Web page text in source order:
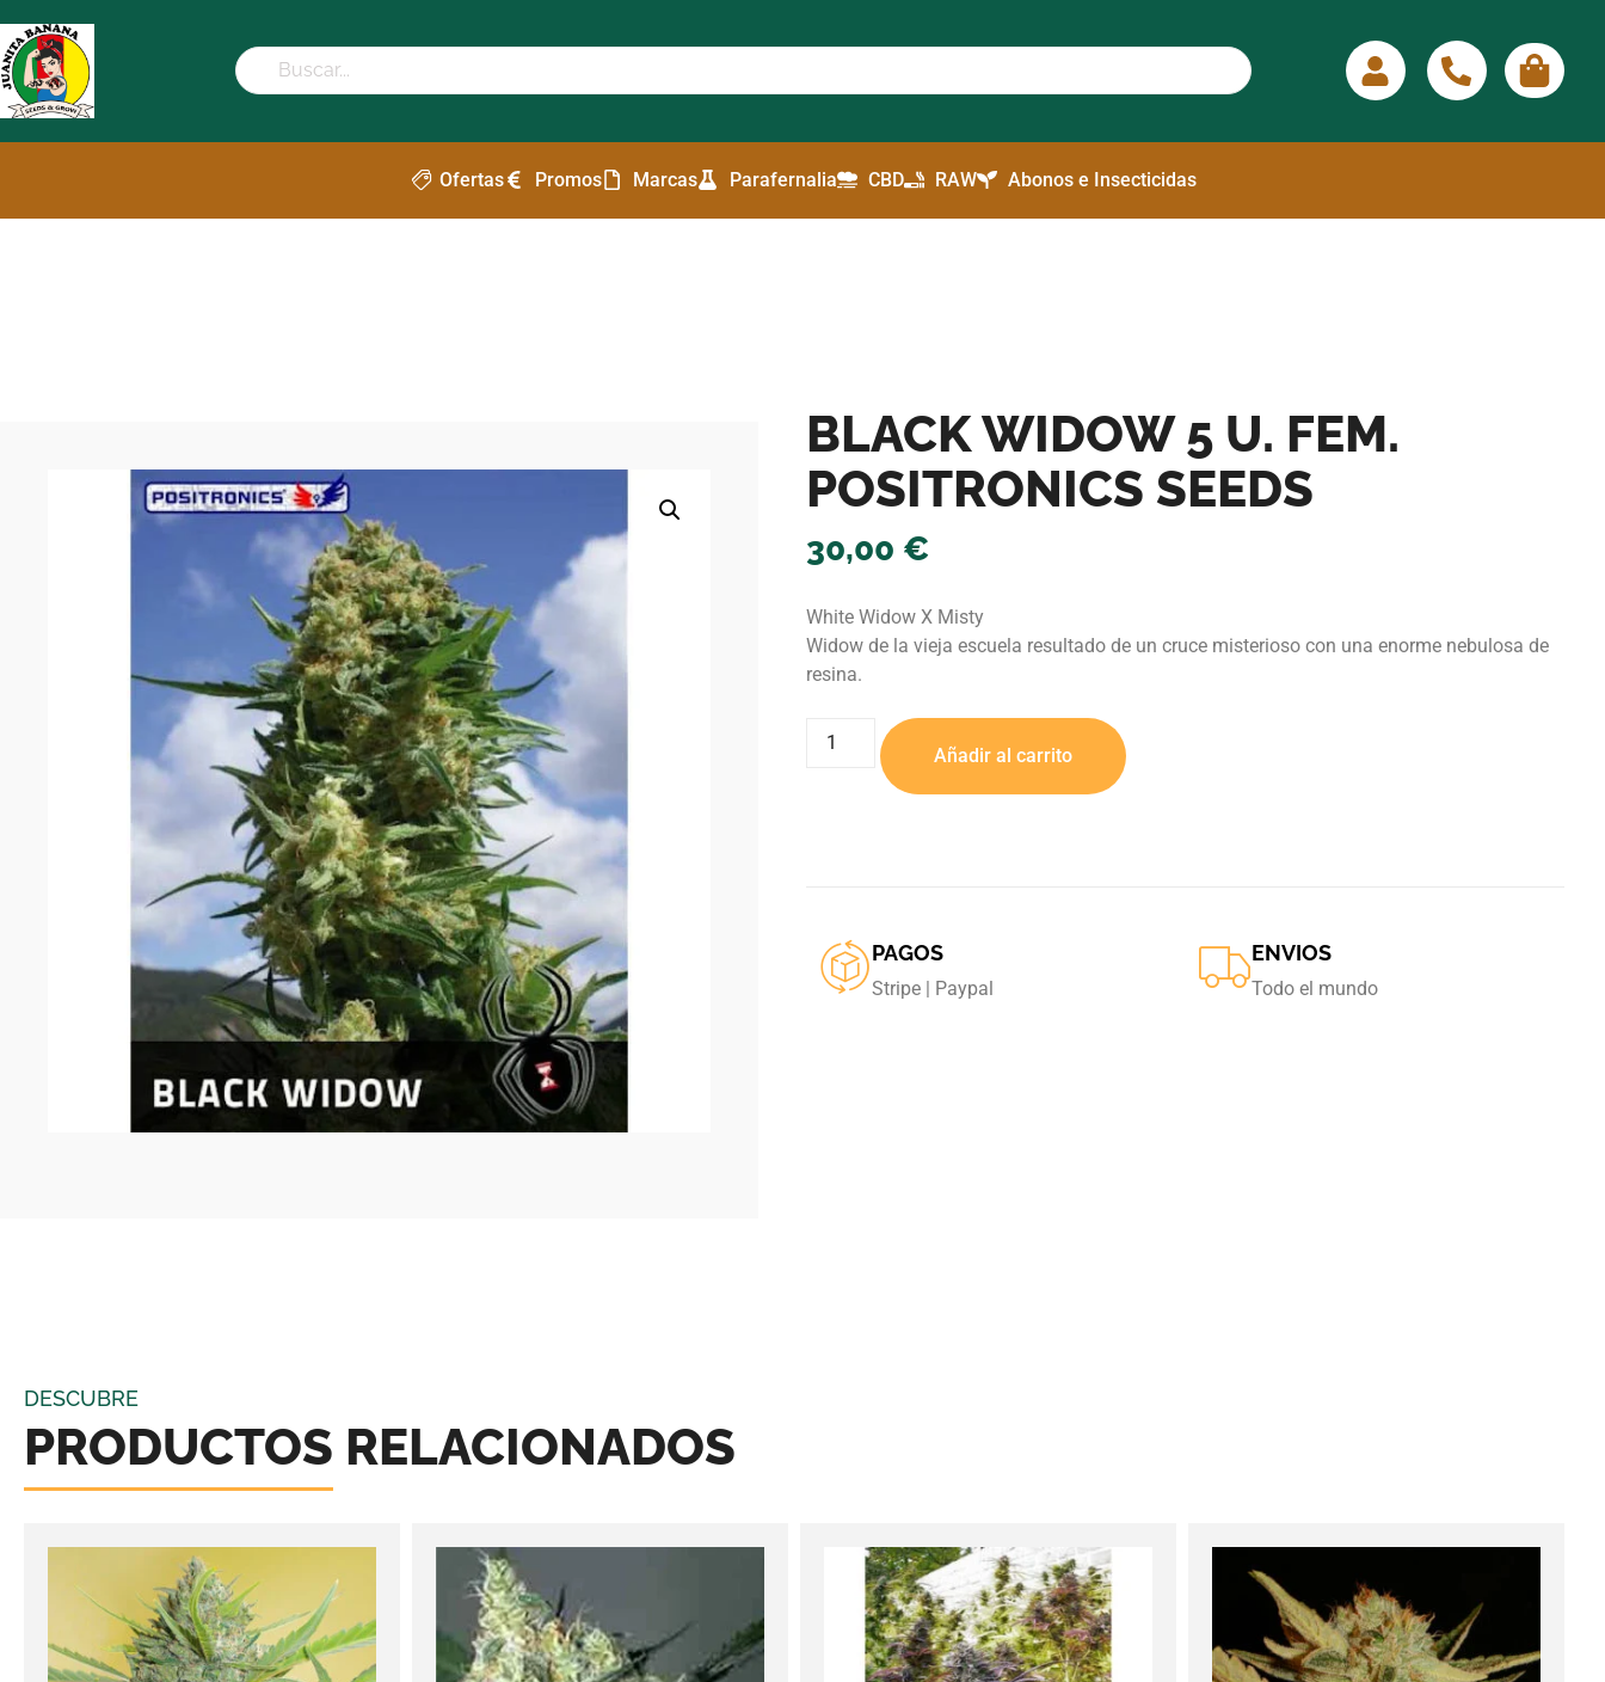
Ofertas Promos Marcas Parafernalia CBD RAW Abonos e Insecticidas
BLACK WIDOW 5 U. FEM.
POSITRONICS SEEDS
30,00 €
White Widow X Misty
Widow de la vieja escuela resultado de un cruce misterioso con una enorme nebulosa de
resina.
Añadir al carrito
PAGOS
Stripe | Paypal
ENVIOS
Todo el mundo
DESCUBRE
PRODUCTOS RELACIONADOS